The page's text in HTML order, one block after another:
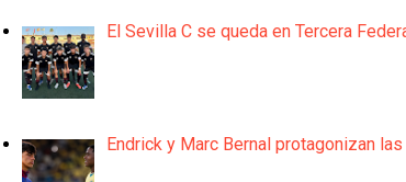
El Sevilla C se queda en Tercera
Endrick y Marc Bernal protagonizan